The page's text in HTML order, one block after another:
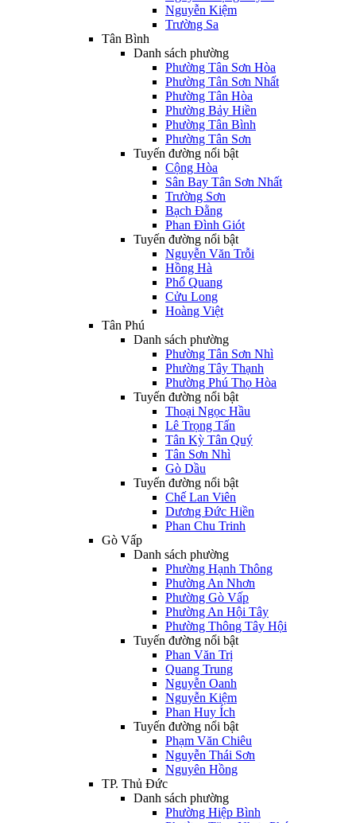
Nguyễn Kiệm
Trường Sa
Tân Bình
Danh sách phường
Phường Tân Sơn Hòa
Phường Tân Sơn Nhất
Phường Tân Hòa
Phường Bảy Hiền
Phường Tân Bình
Phường Tân Sơn
Tuyến đường nổi bật
Cộng Hòa
Sân Bay Tân Sơn Nhất
Trường Sơn
Bạch Đằng
Phan Đình Giót
Tuyến đường nổi bật
Nguyễn Văn Trỗi
Hồng Hà
Phổ Quang
Cửu Long
Hoàng Việt
Tân Phú
Danh sách phường
Phường Tân Sơn Nhì
Phường Tây Thạnh
Phường Phú Thọ Hòa
Tuyến đường nổi bật
Thoại Ngọc Hầu
Lê Trọng Tấn
Tân Kỳ Tân Quý
Tân Sơn Nhì
Gò Dầu
Tuyến đường nổi bật
Chế Lan Viên
Dương Đức Hiền
Phan Chu Trinh
Gò Vấp
Danh sách phường
Phường Hạnh Thông
Phường An Nhơn
Phường Gò Vấp
Phường An Hội Tây
Phường Thông Tây Hội
Tuyến đường nổi bật
Phan Văn Trị
Quang Trung
Nguyễn Oanh
Nguyễn Kiệm
Phan Huy Ích
Tuyến đường nổi bật
Phạm Văn Chiêu
Nguyễn Thái Sơn
Nguyên Hồng
TP. Thủ Đức
Danh sách phường
Phường Hiệp Bình